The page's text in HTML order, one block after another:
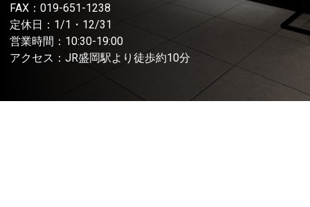
FAX：019-651-1238
定休日：1/1・12/31
営業時間：10:30-19:00
アクセス：JR盛岡駅より徒歩約10分